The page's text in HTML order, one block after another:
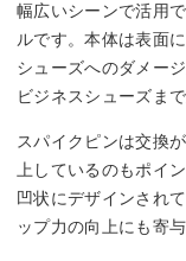
幅広いシーンで活用
ルです。本体は表面
シューズへのダメー
ビジネスシューズま
スパイクピンは交換
上しているのもポイ
凹状にデザインされ
ップ力の向上にも寄